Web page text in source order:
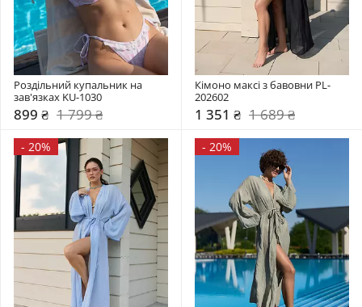
Роздільний купальник на
зав'язках KU-1030
899 ₴ 1 799 ₴
Кімоно максі з бавовни PL-
202602
1 351 ₴ 1 689 ₴
- 20% - 20%